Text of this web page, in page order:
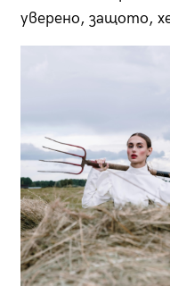
уверено, защото,